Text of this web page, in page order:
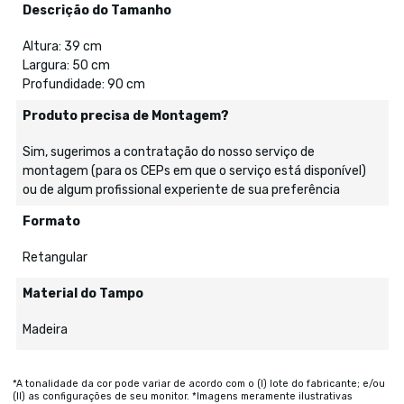
Descrição do Tamanho
Altura: 39 cm
Largura: 50 cm
Profundidade: 90 cm
Produto precisa de Montagem?
Sim, sugerimos a contratação do nosso serviço de
montagem (para os CEPs em que o serviço está disponível)
ou de algum profissional experiente de sua preferência
Formato
Retangular
Material do Tampo
Madeira
*A tonalidade da cor pode variar de acordo com o (I) lote do fabricante; e/ou
(II) as configurações de seu monitor. *Imagens meramente ilustrativas